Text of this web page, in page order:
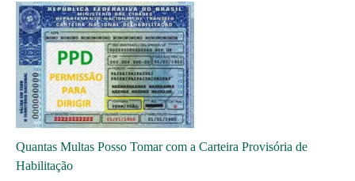
Quantas Multas Posso Tomar com a Carteira Provisória de
Habilitação